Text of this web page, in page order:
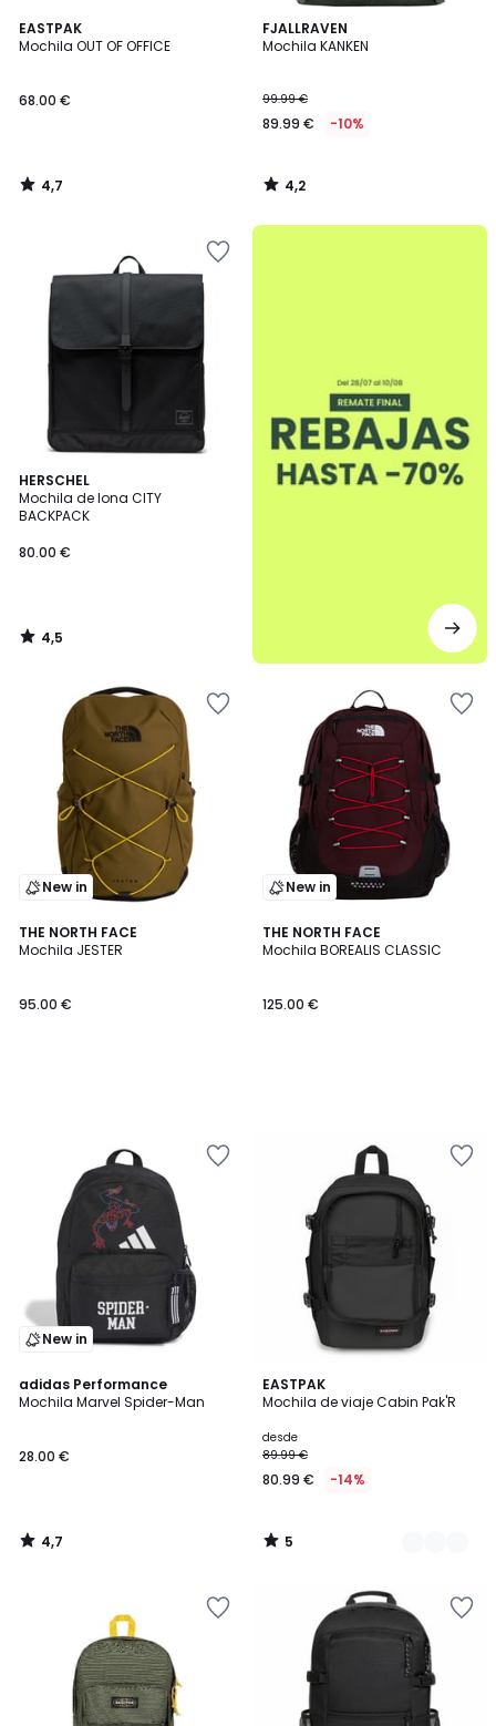
EASTPAK
Mochila OUT OF OFFICE
68.00 €
4,7
/ 5
4,7
/
FJALLRAVEN
Mochila KANKEN
99.99 €
89.99 € -10%
4,2
/ 5
4,2
/
HERSCHEL
Mochila de lona CITY
BACKPACK
80.00 €
4,5
/ 5
4,5
/
.
New in
THE NORTH FACE
Mochila JESTER
95.00 €
New in
THE NORTH FACE
Mochila BOREALIS CLASSIC
125.00 €
New in
adidas Performance
Mochila Marvel Spider-Man
28.00 €
4,7
/ 5
4,7
/
EASTPAK
Mochila de viaje Cabin Pak'R
desde
89.99 €
80.99 € -14%
5
/
2
Colores
5
/